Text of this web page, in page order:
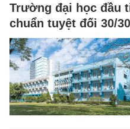
Trường đại học đầu
chuẩn tuyệt đối 30/